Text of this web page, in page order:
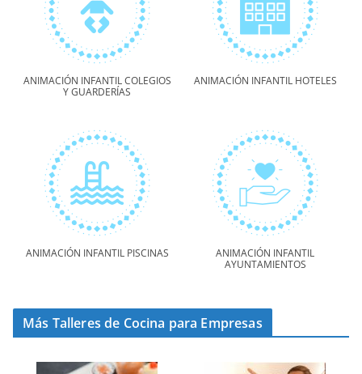
ANIMACIÓN INFANTIL COLEGIOS
Y GUARDERÍAS
ANIMACIÓN INFANTIL HOTELES
ANIMACIÓN INFANTIL PISCINAS
ANIMACIÓN INFANTIL
AYUNTAMIENTOS
Más Talleres de Cocina para Empresas